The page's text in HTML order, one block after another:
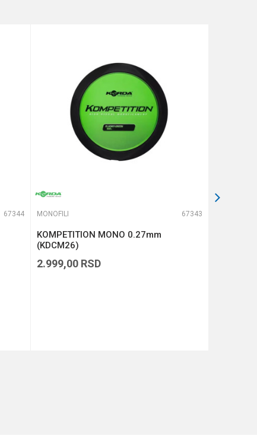
67344 MONOFILI 67343
KOMPETITION MONO 0.27mm
(KDCM26)
2.999,00 RSD